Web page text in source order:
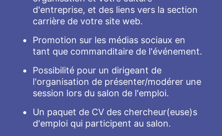
d'entreprise, et des liens vers la section
carrière de votre site web.
Promotion sur les médias sociaux en
tant que commanditaire de l'événement.
Possibilité pour un dirigeant de
l'organisation de présenter/modérer une
session lors du salon de l'emploi.
Un paquet de CV des chercheur(euse)s
d'emploi qui participent au salon.